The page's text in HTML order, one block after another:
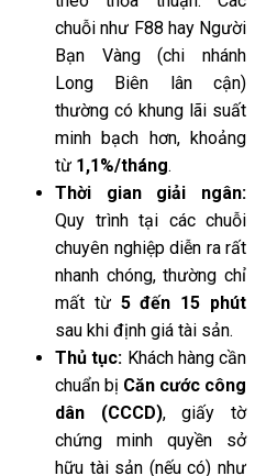
chuỗi như F88 hay Người
Bạn Vàng (chi nhánh
Long Biên lân cận)
thường có khung lãi suất
minh bạch hơn, khoảng
từ 1,1%/tháng.
Thời gian giải ngân:
Quy trình tại các chuỗi
chuyên nghiệp diễn ra rất
nhanh chóng, thường chỉ
mất từ 5 đến 15 phút
sau khi định giá tài sản.
Thủ tục: Khách hàng cần
chuẩn bị Căn cước công
dân (CCCD), giấy tờ
chứng minh quyền sở
hữu tài sản (nếu có) như